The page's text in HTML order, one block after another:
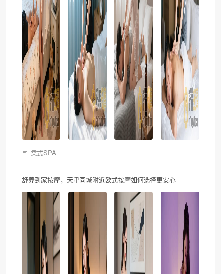
柔式SPA
舒养到家按摩，天津同城附近欧式按摩如何选择更安心